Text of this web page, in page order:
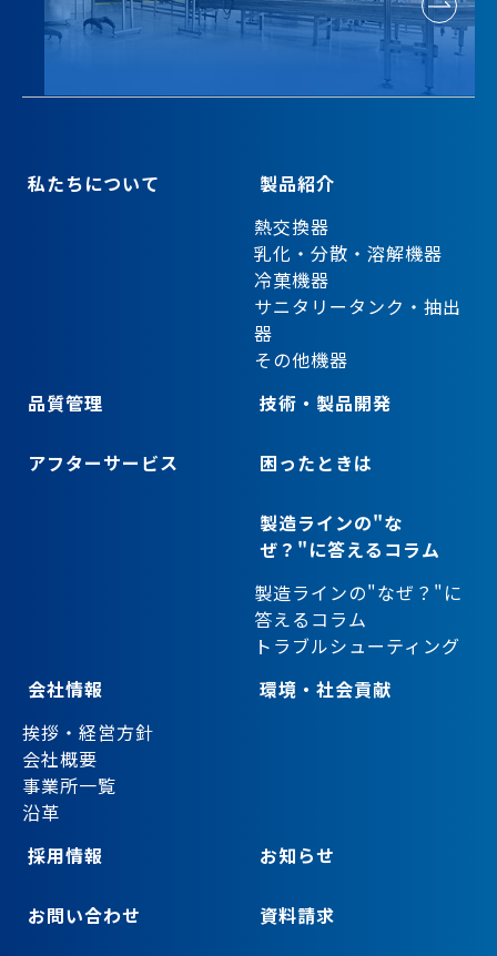
私たちについて
製品紹介
熱交換器
乳化・分散・溶解機器
冷菓機器
サニタリータンク・抽出
器
その他機器
品質管理
技術・製品開発
アフターサービス 困ったときは
製造ラインの"な
ぜ？"に答えるコラム
製造ラインの"なぜ？"に
答えるコラム
トラブルシューティング
会社情報
挨拶・経営方針
会社概要
事業所一覧
沿革
環境・社会貢献
採用情報 お知らせ
お問い合わせ 資料請求